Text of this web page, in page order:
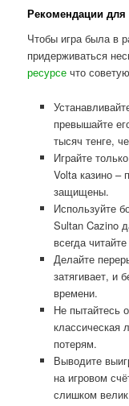
Рекомендации
Чтобы игра была в
придерживаться
ресурсе что
превышайте
тысяч тенге,
Играйте
Volta казино –
защищены.
Используйте
Sultan Cazino
всегда
Делайте
затягивает, и
времени.
Не пытайтесь
классическая
потерям.
Выводите
на игровом
слишком